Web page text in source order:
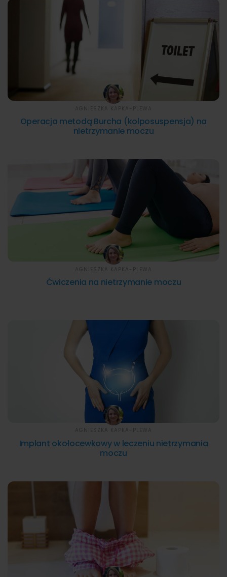
Operacja metodą Burcha (kolposuspensja) na
nietrzymanie moczu
Ćwiczenia na nietrzymanie moczu
Implant okołocewkowy w leczeniu nietrzymania
moczu